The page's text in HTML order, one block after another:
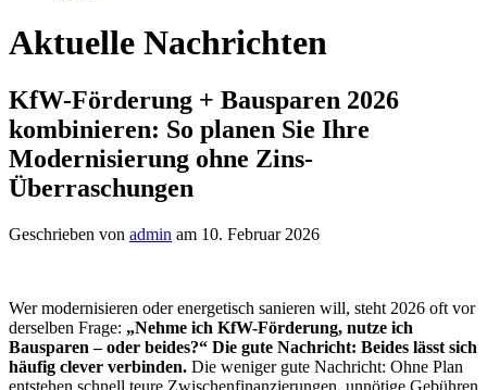
Aktuelle Nachrichten
KfW-Förderung + Bausparen 2026
kombinieren: So planen Sie Ihre
Modernisierung ohne Zins-
Überraschungen
Geschrieben von admin am 10. Februar 2026
Wer modernisieren oder energetisch sanieren will, steht 2026 oft vor
derselben Frage: „Nehme ich KfW-Förderung, nutze ich
Bausparen – oder beides?“ Die gute Nachricht: Beides lässt sich
häufig clever verbinden. Die weniger gute Nachricht: Ohne Plan